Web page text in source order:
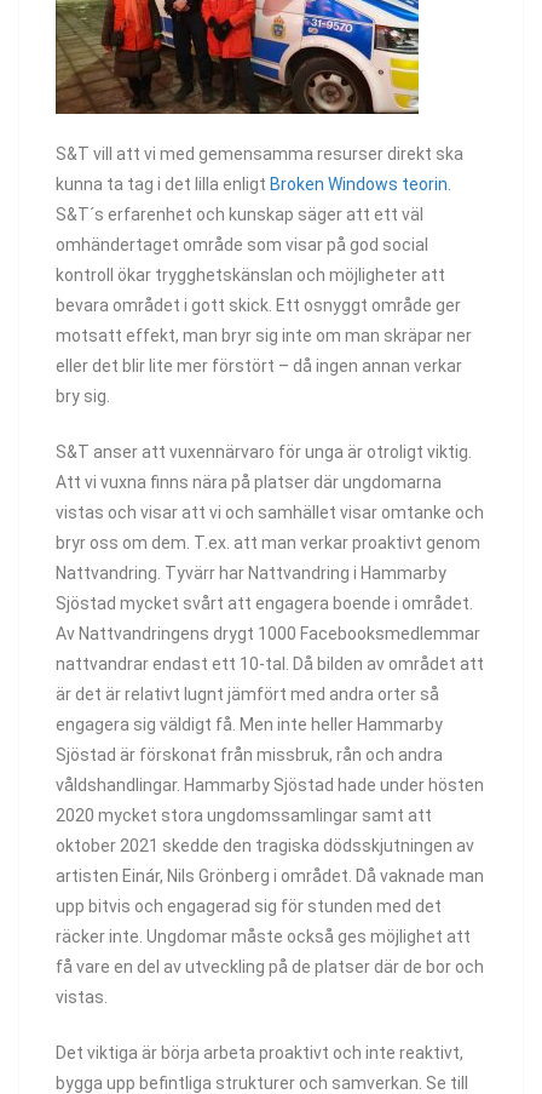
S&T vill att vi med gemensamma resurser direkt ska
kunna ta tag i det lilla enligt Broken Windows teorin.
S&T´s erfarenhet och kunskap säger att ett väl
omhändertaget område som visar på god social
kontroll ökar trygghetskänslan och möjligheter att
bevara området i gott skick. Ett osnyggt område ger
motsatt effekt, man bryr sig inte om man skräpar ner
eller det blir lite mer förstört – då ingen annan verkar
bry sig.
S&T anser att vuxennärvaro för unga är otroligt viktig.
Att vi vuxna finns nära på platser där ungdomarna
vistas och visar att vi och samhället visar omtanke och
bryr oss om dem. T.ex. att man verkar proaktivt genom
Nattvandring. Tyvärr har Nattvandring i Hammarby
Sjöstad mycket svårt att engagera boende i området.
Av Nattvandringens drygt 1000 Facebooksmedlemmar
nattvandrar endast ett 10-tal. Då bilden av området att
är det är relativt lugnt jämfört med andra orter så
engagera sig väldigt få. Men inte heller Hammarby
Sjöstad är förskonat från missbruk, rån och andra
våldshandlingar. Hammarby Sjöstad hade under hösten
2020 mycket stora ungdomssamlingar samt att
oktober 2021 skedde den tragiska dödsskjutningen av
artisten Einár, Nils Grönberg i området. Då vaknade man
upp bitvis och engagerad sig för stunden med det
räcker inte. Ungdomar måste också ges möjlighet att
få vare en del av utveckling på de platser där de bor och
vistas.
Det viktiga är börja arbeta proaktivt och inte reaktivt,
bygga upp befintliga strukturer och samverkan. Se till